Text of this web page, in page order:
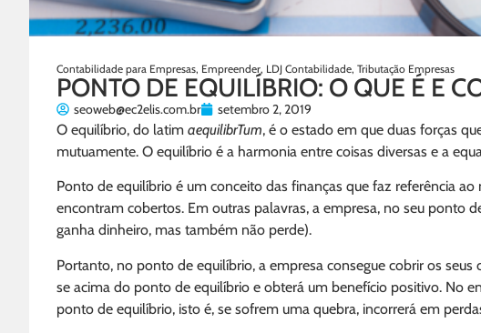
Contabilidade para Empresas, Empreender, LDJ Contabilidade, Tributação Empresas
PONTO DE EQUILÍBRIO: O QUE É E
seoweb@ec2elis.com.br setembro 2, 2019
O equilíbrio, do latim aequilibrTum, é o estado em que duas forças
mutuamente. O equilíbrio é a harmonia entre coisas diversas e a
Ponto de equilíbrio é um conceito das finanças que faz referência
encontram cobertos. Em outras palavras, a empresa, no seu ponto
ganha dinheiro, mas também não perde).
Portanto, no ponto de equilíbrio, a empresa consegue cobrir os seus
se acima do ponto de equilíbrio e obterá um benefício positivo. No
ponto de equilíbrio, isto é, se sofrem uma quebra, incorrerá em